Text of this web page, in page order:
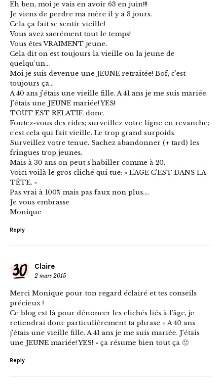
Eh ben, moi je vais en avoir 63 en juin!!!
Je viens de perdre ma mère il y a 3 jours.
Cela ça fait se sentir vieille!
Vous avez sacrément tout le temps!
Vous êtes VRAIMENT jeune.
Cela dit on est toujours la vieille ou la jeune de
quelqu’un…
Moi je suis devenue une JEUNE retraitée! Bof, c’est
toujours ça…
A 40 ans j’étais une vieille fille. A 41 ans je me suis mariée.
J’étais une JEUNE mariée! YES!
TOUT EST RELATIF, donc.
Foutez-vous des rides; surveillez votre ligne en revanche;
c’est cela qui fait vieille. Le trop grand surpoids.
Surveillez votre tenue. Sachez abandonner (+ tard) les
fringues trop jeunes.
Mais à 30 ans on peut s’habiller comme à 20.
Voici voilà le gros cliché qui tue: « L’AGE C’EST DANS LA
TÊTE. »
Pas vrai à 100% mais pas faux non plus….
Je vous embrasse
Monique
Reply
Claire
2 mars 2015
Merci Monique pour ton regard éclairé et tes conseils
précieux !
Ce blog est là pour dénoncer les clichés liés à l’âge, je
retiendrai donc particulièrement ta phrase « A 40 ans
j’étais une vieille fille. A 41 ans je me suis mariée. J’étais
une JEUNE mariée! YES! » ça résume bien tout ça 🙂
Reply